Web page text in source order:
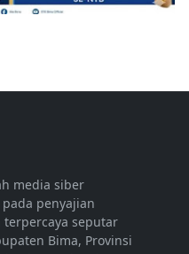
media siber
penyajian
seputar
Bima, Provinsi